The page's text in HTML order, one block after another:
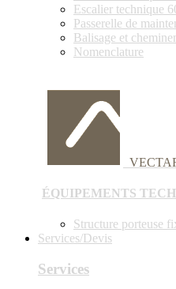
Escalier technique
Passerelle de
Balisage et
Nomenclature
ÉQUIPEMENTS
Structure porteuse
Services/Devis
Services